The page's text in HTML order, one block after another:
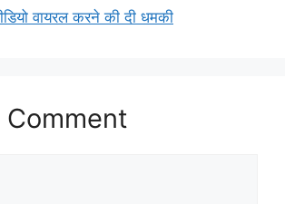
वायरल करने की दी धमकी
Comment